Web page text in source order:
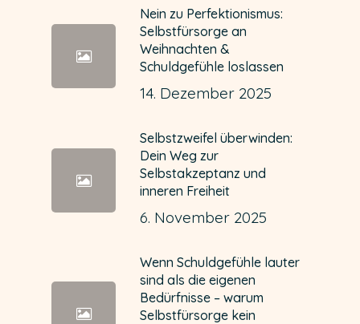
Nein zu Perfektionismus:
Selbstfürsorge an
Weihnachten &
Schuldgefühle loslassen
14. Dezember 2025
Selbstzweifel überwinden:
Dein Weg zur
Selbstakzeptanz und
inneren Freiheit
6. November 2025
Wenn Schuldgefühle lauter
sind als die eigenen
Bedürfnisse – warum
Selbstfürsorge kein